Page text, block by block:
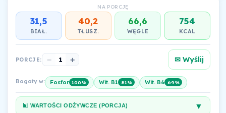
NA PORCJĘ
31,5
BIAŁ.
40,2
TŁUSZ.
66,6
WĘGLE
754
KCAL
PORCJE: − 1 + ✉ Wyślij
Bogaty w: Fosfor 100% Wit. B1 81% Wit. B6 69%
📊 WARTOŚCI ODŻYWCZE (PORCJA) ▼